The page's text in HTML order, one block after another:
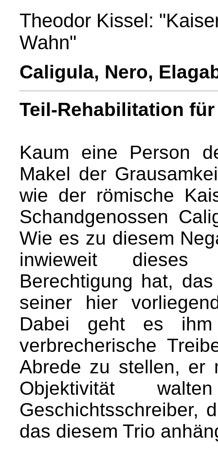
Theodor Kissel:
Wahn"
Caligula, Nero,
Teil-Rehabilitation
Kaum eine Person
Makel der
wie der römische
Schandgenossen
Wie es zu diesem
inwieweit
Berechtigung hat,
seiner hier
Dabei geht es ihm
verbrecherische
Abrede zu stellen, er
Objektivität
Geschichtsschreiber,
das diesem Trio